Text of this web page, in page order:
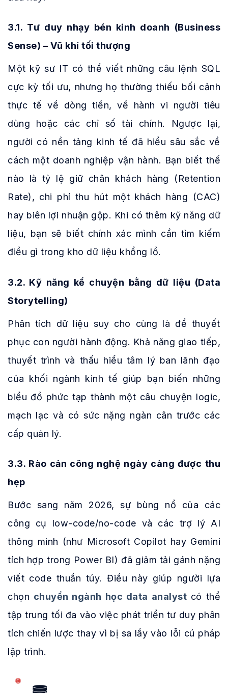
3.1. Tư duy nhạy bén kinh doanh (Business
Sense) – Vũ khí tối thượng
Một kỹ sư IT có thể viết những câu lệnh SQL
cực kỳ tối ưu, nhưng họ thường thiếu bối cảnh
thực tế về dòng tiền, về hành vi người tiêu
dùng hoặc các chỉ số tài chính. Ngược lại,
người có nền tảng kinh tế đã hiểu sâu sắc về
cách một doanh nghiệp vận hành. Bạn biết thế
nào là tỷ lệ giữ chân khách hàng (Retention
Rate), chi phí thu hút một khách hàng (CAC)
hay biên lợi nhuận gộp. Khi có thêm kỹ năng dữ
liệu, bạn sẽ biết chính xác mình cần tìm kiếm
điều gì trong kho dữ liệu khổng lồ.
3.2. Kỹ năng kể chuyện bằng dữ liệu (Data
Storytelling)
Phân tích dữ liệu suy cho cùng là để thuyết
phục con người hành động. Khả năng giao tiếp,
thuyết trình và thấu hiểu tâm lý ban lãnh đạo
của khối ngành kinh tế giúp bạn biến những
biểu đồ phức tạp thành một câu chuyện logic,
mạch lạc và có sức nặng ngàn cân trước các
cấp quản lý.
3.3. Rào cản công nghệ ngày càng được thu
hẹp
Bước sang năm 2026, sự bùng nổ của các
công cụ low-code/no-code và các trợ lý AI
thông minh (như Microsoft Copilot hay Gemini
tích hợp trong Power BI) đã giảm tải gánh nặng
viết code thuần túy. Điều này giúp người lựa
chọn chuyển ngành học data analyst có thể
tập trung tối đa vào việc phát triển tư duy phân
tích chiến lược thay vì bị sa lầy vào lỗi cú pháp
lập trình.